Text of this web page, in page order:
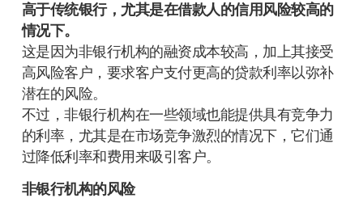
高于传统银行，尤其是在借款人的信用风险较高的
情况下。
这是因为非银行机构的融资成本较高，加上其接受
高风险客户，要求客户支付更高的贷款利率以弥补
潜在的风险。
不过，非银行机构在一些领域也能提供具有竞争力
的利率，尤其是在市场竞争激烈的情况下，它们通
过降低利率和费用来吸引客户。
非银行机构的风险